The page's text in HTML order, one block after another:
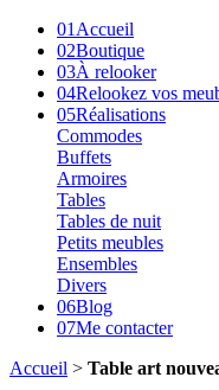
01 Accueil
02Boutique
03À relooker
04Relookez vos
05Réalisations
Commodes
Buffets
Armoires
Tables
Tables de nuit
Petits meubles
Ensembles
Divers
06Blog
07Me contacter
Accueil > Table art